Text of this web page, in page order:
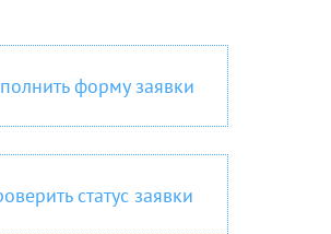
форму заявки
статус заявки